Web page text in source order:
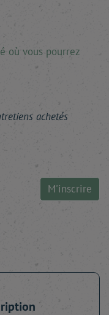
où vous pourrez
achetés
M'inscrire